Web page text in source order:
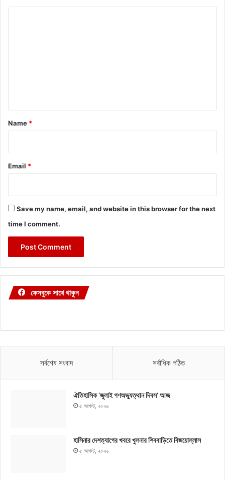
*
Name *
Email *
Save my name, email, and website in this browser for the next
time I comment.
ফেসবুকে সাথে থাকুন
সর্বশেষ সংবাদ সর্বাধিক পঠিত
ঐতিহাসিক ‘জুলাই গণঅভ্যুত্থান দিবস’ আজ
৫ আগস্ট, ২০২৬
হাসিনার দেশত্যাগের খবরে খুলনার শিববাড়িতে বিজয়োল্লাস
৫ আগস্ট, ২০২৬